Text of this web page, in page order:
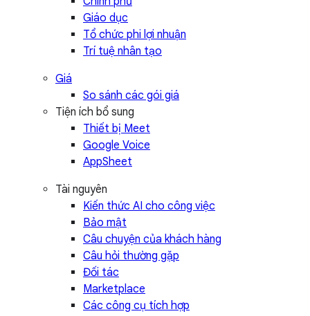
Giáo dục
Tổ chức phi lợi nhuận
Trí tuệ nhân tạo
Giá
So sánh các gói giá
Tiện ích bổ sung
Thiết bị Meet
Google Voice
AppSheet
Tài nguyên
Kiến thức AI cho công việc
Bảo mật
Câu chuyện của khách hàng
Câu hỏi thường gặp
Đối tác
Marketplace
Các công cụ tích hợp